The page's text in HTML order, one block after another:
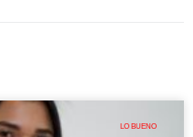
LO BUENO